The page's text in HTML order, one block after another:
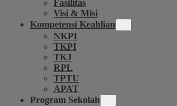
Fasilitas
Visi & Misi
Kompetensi Keahlian
NKPI
TKPI
TKJ
RPL
TPTU
APAT
Program Sekolah